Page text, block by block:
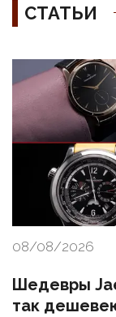
СТАТЬИ
08/08/2026
Шедевры
так